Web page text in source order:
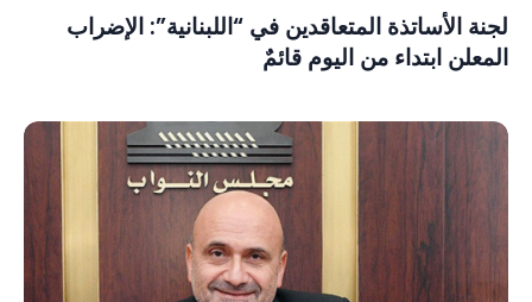
لجنة الأساتذة المتعاقدين في “اللبنانية”: الإضراب
المعلن ابتداء من اليوم قائمٌ